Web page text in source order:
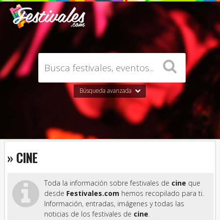
Búsqueda avanzada
» CINE
Toda la información sobre festivales de cine que
desde Festivales.com hemos recopilado para ti.
Información, entradas, imágenes y todas las
noticias de los festivales de cine.